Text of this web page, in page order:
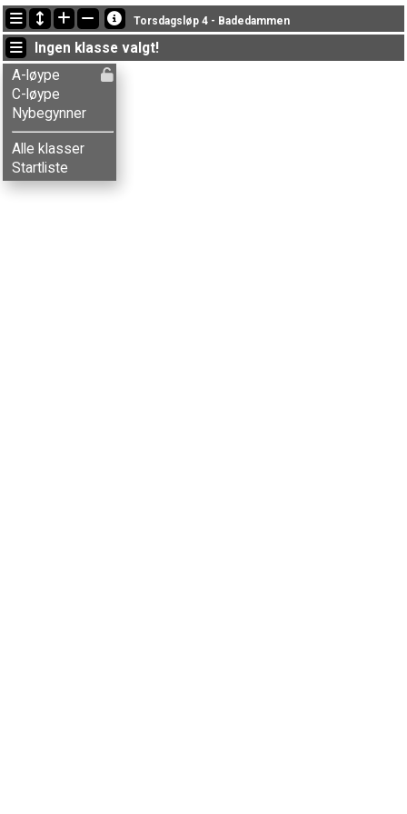
Siste oppdateringer
19:42:17: Jon V. Lunde (A-løype) fikk ny status: disket
19:30:02: Unni H. Nustad ( A-løype
19:18:55: Christine D. Berg (Nybegynner) kom i mål med status fullført
Torsdagsløp 4 - Badedammen
Ingen klasse valgt!
A-løype
C-løype
Nybegynner
Alle klasser
Startliste